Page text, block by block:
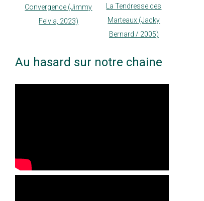
Convergence (Jimmy
Felvia, 2023)
La Tendresse des
Marteaux (Jacky
Bernard / 2005)
Au hasard sur notre chaine